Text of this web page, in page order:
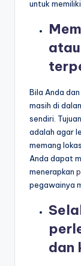
untuk
Bila Anda
masih di
sendiri.
adalah agar
memang
Anda dapat
menerapkan
pegawainya
dan